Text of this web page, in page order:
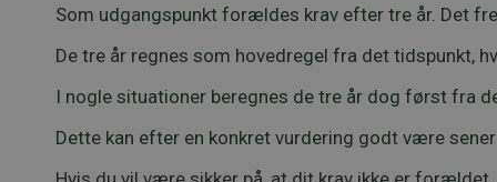
Som udgangspunkt forældes krav efter tre år. Det
De tre år regnes som hovedregel fra det tidspunkt,
I nogle situationer beregnes de tre år dog først fra
Dette kan efter en konkret vurdering godt være